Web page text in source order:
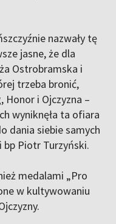
nazwały tę
jasne, że dla
Ostrobramska i
trzeba bronić,
Honor i Ojczyzna –
wyniknęła ta ofiara
dania siebie samych
bp Piotr Turzyński.
medalami „Pro
w kultywowaniu